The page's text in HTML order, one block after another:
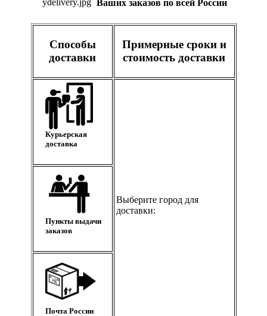
Ваших заказов по всей России
Способы
доставки
Примерные сроки и
стоимость доставки
Курьерская
доставка
Выберите город для
доставки:
Пункты выдачи
заказов
Почта России